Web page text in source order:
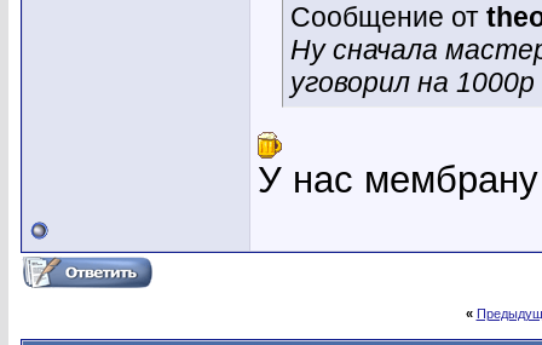
Сообщение от
Ну сначала
уговорил на 1000р
У нас
«